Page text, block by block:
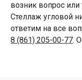
возник вопрос или
Стеллаж угловой
ответим на все
8 (861) 205-00-77.